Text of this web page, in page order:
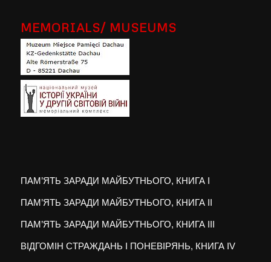
MEMORIALS/ MUSEUMS
ПАМ’ЯТЬ ЗАРАДИ МАЙБУТНЬОГО, КНИГА I
ПАМ’ЯТЬ ЗАРАДИ МАЙБУТНЬОГО, КНИГА II
ПАМ’ЯТЬ ЗАРАДИ МАЙБУТНЬОГО, КНИГА III
ВІДГОМІН СТРАЖДАНЬ І ПОНЕВІРЯНЬ, КНИГА IV